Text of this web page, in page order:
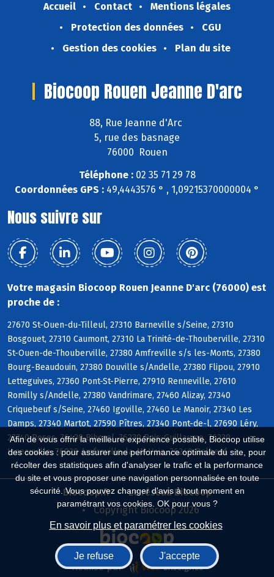
Afin de vous offrir la meilleure expérience possible, Biocoop utilise
des cookies : pour assurer une performance optimale du site, pour
récolter des statistiques afin d'analyser le trafic et la performance
du site et vous proposer une navigation personnalisée en toute
sécurité. Vous pouvez changer d'avis à tout moment en
paramétrant vos cookies. OK pour vous ?
En savoir plus et paramétrer les cookies
Je refuse J'accepte
Accueil Contact
Mentions légales
Protection des données
CGU
Gestion des cookies
Plan du site
Biocoop Rouen Jeanne D'arc
88, Rue Jeanne d'Arc
5, rue des basnage
76000 Rouen
Téléphone :02 35 71 29 78
Coordonnées GPS : 49,4443576 ° , 1,09215370000004 °
Nous suivre sur
Votre magasin Biocoop Rouen Jeanne D'arc (76000) est
proche de :
27670 St-Ouen-du-Tilleul, 27310 Barneville s/Seine, 27310
Bosgouet, 27310 Caumont, 27310 La Trinité-de-Thouberville, 27310
St-Ouen-de-Thouberville, 27380 Amfreville s/s les-Monts, 27380
Bourg-Beaudouin, 27380 Douville s/Andelle, 27380 Flipou, 27910
Letteguives, 27360 Pont-St-Pierre, 27910 Renneville, 27610
Romilly s/Andelle, 27380 Vandrimare, 27460 Alizay, 27340
Criquebeuf s/Seine, 27460 Igoville, 27460 Le Manoir, 27340 Les
Damps, 27340 Martot, 27590 Pîtres, 27340 Pont-de-l, 27690 Léry,
27740 Poses, 76420 Bihorel, 76230 Bois-Guillaume, 76230
Isneauville, 76920 Amfreville-la-Mi-Voie, 76240 Belbeuf
Biocoop.fr
Le réseau Biocoop
Copyright Biocoop 2026
Réalisé par